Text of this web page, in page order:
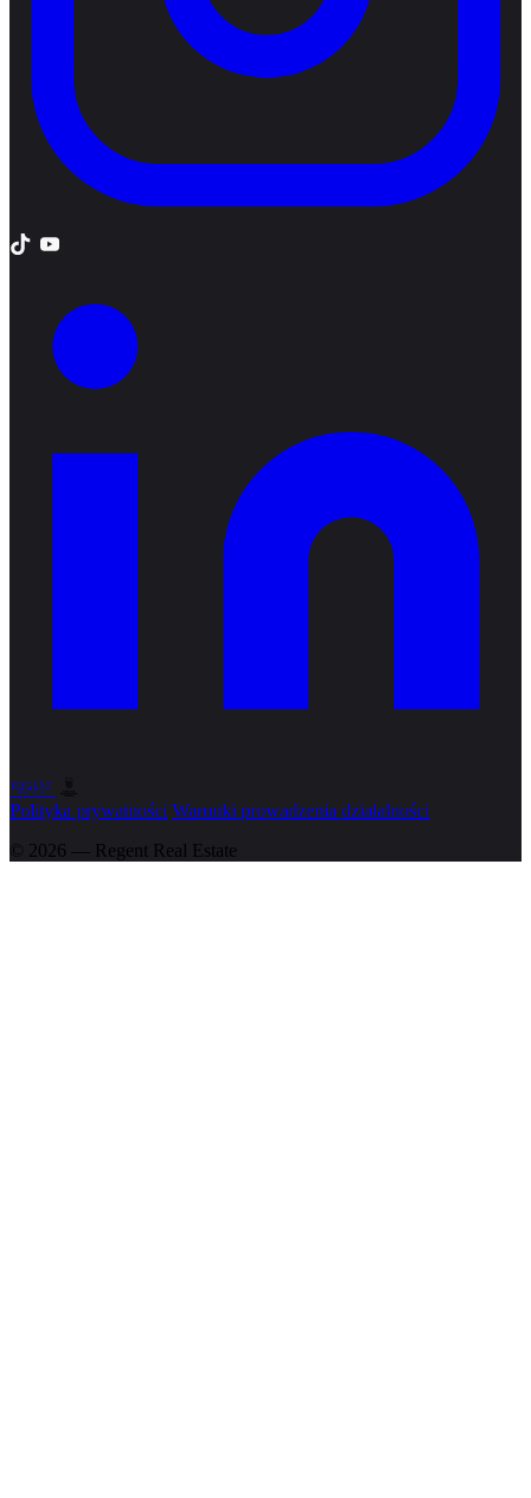
Polityka prywatności Warunki prowadzenia działalności
© 2026 — Regent Real Estate